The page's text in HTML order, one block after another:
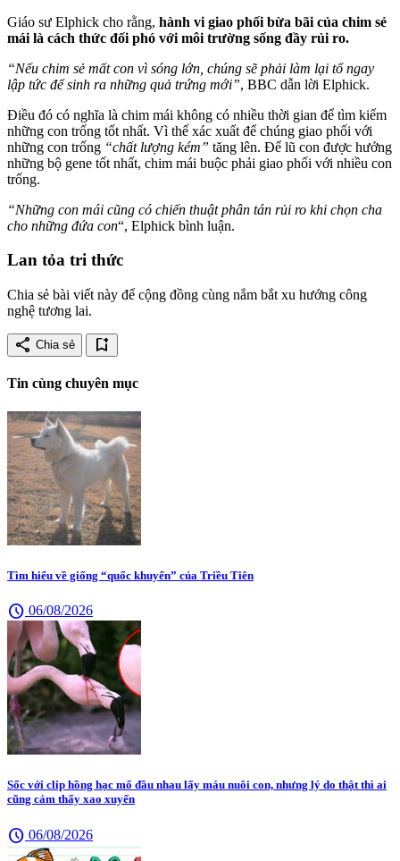
Giáo sư Elphick cho rằng, hành vi giao phối bừa bãi của chim sẻ
mái là cách thức đối phó với môi trường sống đầy rủi ro.
“Nếu chim sẻ mất con vì sóng lớn, chúng sẽ phải làm lại tổ ngay
lập tức để sinh ra những quả trứng mới”, BBC dẫn lời Elphick.
Điều đó có nghĩa là chim mái không có nhiều thời gian để tìm kiếm
những con trống tốt nhất. Vì thế xác xuất để chúng giao phối với
những con trống “chất lượng kém” tăng lên. Để lũ con được hưởng
những bộ gene tốt nhất, chim mái buộc phải giao phối với nhiều con
trống.
“Những con mái cũng có chiến thuật phân tán rủi ro khi chọn cha
cho những đứa con“, Elphick bình luận.
Lan tỏa tri thức
Chia sẻ bài viết này để cộng đồng cùng nắm bắt xu hướng công
nghệ tương lai.
share Chia sẻ bookmark_add
Tin cùng chuyên mục
Tìm hiểu về giống “quốc khuyển” của Triều Tiên
schedule 06/08/2026
Sốc với clip hồng hạc mổ đầu nhau lấy máu nuôi con, nhưng lý do thật thì ai
cũng cảm thấy xao xuyến
schedule 06/08/2026